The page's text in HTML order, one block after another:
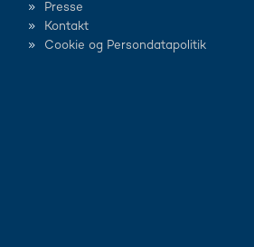
Presse
Kontakt
Cookie og Persondatapolitik